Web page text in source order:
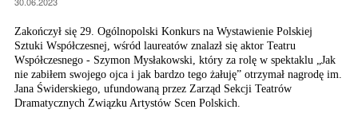
Zakończył się 29. Ogólnopolski Konkurs na Wystawienie Polskiej
Sztuki Współczesnej, wśród laureatów znalazł się aktor Teatru
Współczesnego - Szymon Mysłakowski, który za rolę w spektaklu „Jak
nie zabiłem swojego ojca i jak bardzo tego żałuję” otrzymał nagrodę im.
Jana Świderskiego, ufundowaną przez Zarząd Sekcji Teatrów
Dramatycznych Związku Artystów Scen Polskich.